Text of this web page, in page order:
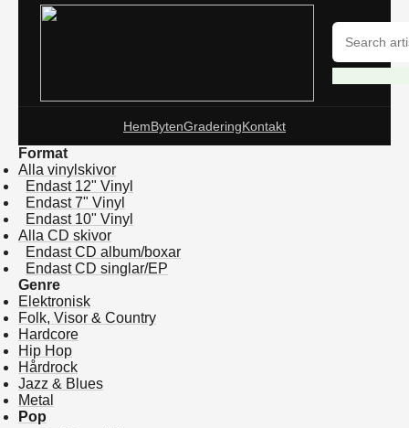
HemBytenGraderingKontakt
Format
Alla vinylskivor
Endast 12" Vinyl
Endast 7" Vinyl
Endast 10" Vinyl
Alla CD skivor
Endast CD album/boxar
Endast CD singlar/EP
Genre
Elektronisk
Folk, Visor & Country
Hardcore
Hip Hop
Hårdrock
Jazz & Blues
Metal
Pop